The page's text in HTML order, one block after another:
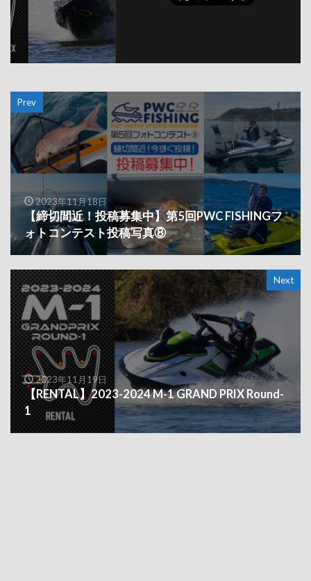
Prev
2023年11月18日
【締切間近！投稿募集中】第5回PWC FISHINGフ
ォトコンテスト投稿写真⑧
Next
2023年11月19日
【RENTAL】2023-2024 M-1 GRAND PRIX Round-
1